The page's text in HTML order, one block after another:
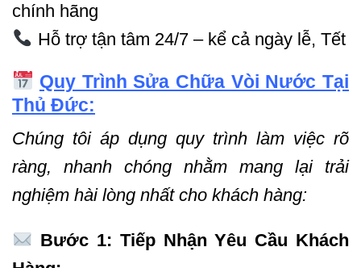
chính hãng
Hỗ trợ tận tâm 24/7 – kể cả ngày lễ, Tết
Quy Trình Sửa Chữa Vòi Nước Tại
Thủ Đức:
Chúng tôi áp dụng quy trình làm việc rõ
ràng, nhanh chóng nhằm mang lại trải
nghiệm hài lòng nhất cho khách hàng:
Bước 1: Tiếp Nhận Yêu Cầu Khách